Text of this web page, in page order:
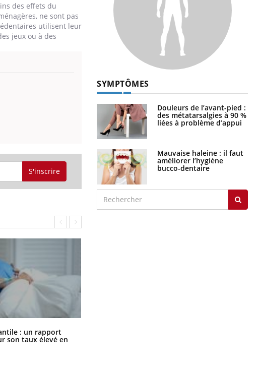
des effets du
ne sont pas
utilisent leur
jeux ou à des
S'inscrire
: un rapport
son taux élevé en
SYMPTÔMES
Douleurs de l’avant-pied :
des métatarsalgies à 90 %
liées à problème d’appui
Mauvaise haleine : il faut
améliorer l’hygiène
bucco-dentaire